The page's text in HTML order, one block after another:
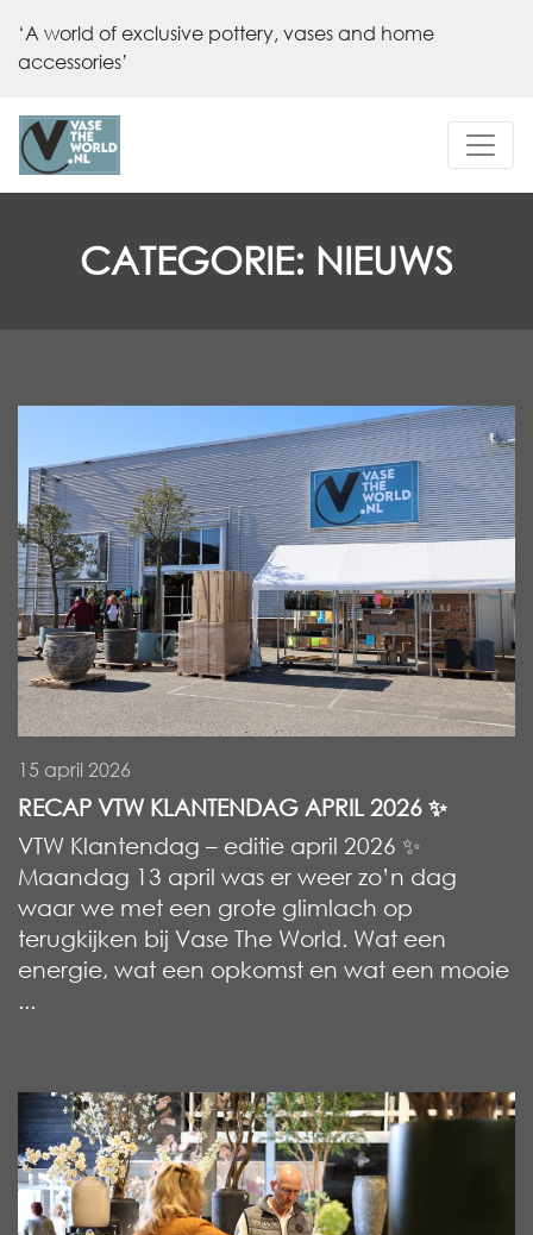
‘A world of exclusive pottery, vases and home
accessories’
CATEGORIE: NIEUWS
15 april 2026
RECAP VTW KLANTENDAG APRIL 2026 ✨
VTW Klantendag – editie april 2026 ✨
Maandag 13 april was er weer zo’n dag
waar we met een grote glimlach op
terugkijken bij Vase The World. Wat een
energie, wat een opkomst en wat een mooie
...